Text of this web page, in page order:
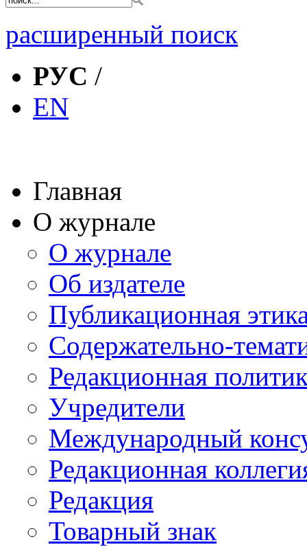
расширенный поиск
РУС /
EN
Главная
О журнале
О журнале
Об издателе
Публикационная
Содержательно-
Редакционная
Учредители
Международный
Редакционная
Редакция
Товарный знак